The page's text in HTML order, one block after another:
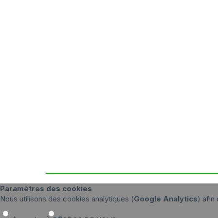
Paramètres des cookies
Nous utilisons des cookies analytiques (Google Analytics) afin